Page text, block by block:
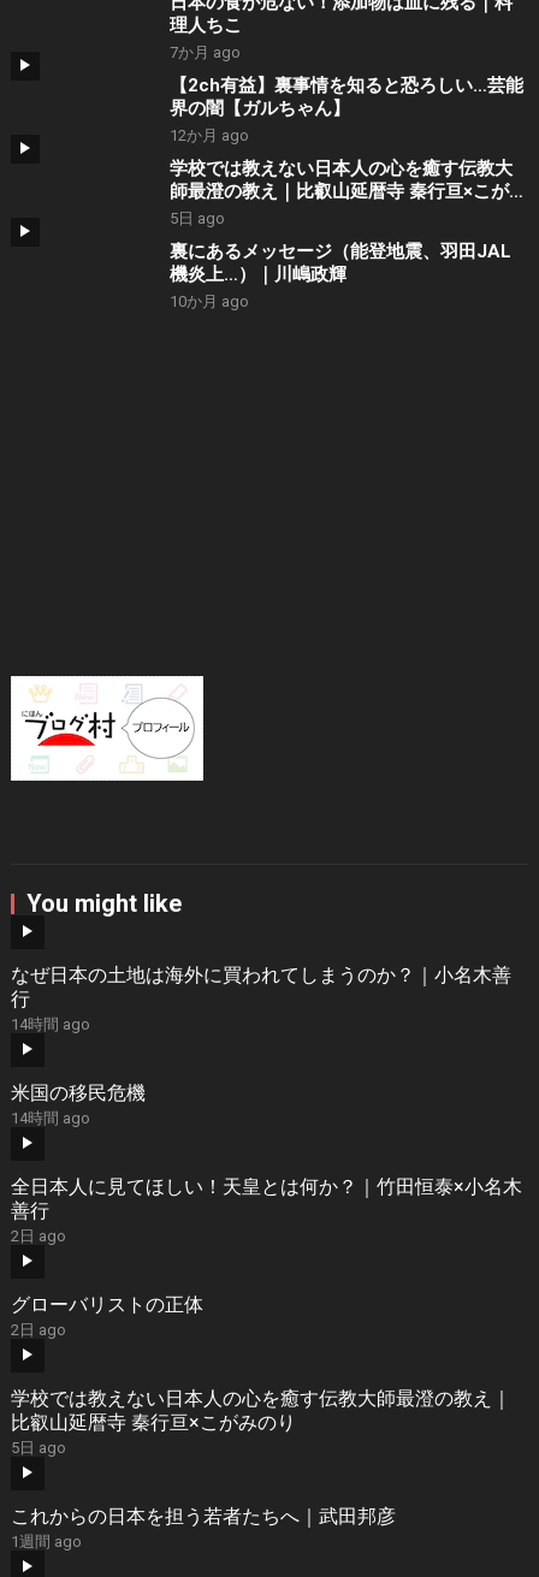
理人ちこ
7か月 ago
【2ch有益】裏事情を知ると恐ろしい…芸能
界の闇【ガルちゃん】
12か月 ago
学校では教えない日本人の心を癒す伝教大
師最澄の教え｜比叡山延暦寺 秦行亘×こがみ
のり
5日 ago
裏にあるメッセージ（能登地震、羽田JAL
機炎上…）｜川嶋政輝
10か月 ago
You might like
なぜ日本の土地は海外に買われてしまうのか？｜小名木善
行
14時間 ago
米国の移民危機
14時間 ago
全日本人に見てほしい！天皇とは何か？｜竹田恒泰×小名木
善行
2日 ago
グローバリストの正体
2日 ago
学校では教えない日本人の心を癒す伝教大師最澄の教え｜
比叡山延暦寺 秦行亘×こがみのり
5日 ago
これからの日本を担う若者たちへ｜武田邦彦
1週間 ago